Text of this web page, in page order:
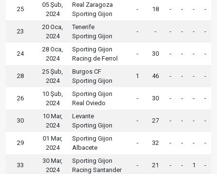
25
05 Şub,
2024
Real Zaragoza
Sporting Gijon
- 18 - - - -
23
20 Oca,
2024
Tenerife
Sporting Gijon
- - - - - -
24
28 Oca,
2024
Sporting Gijon
Racing de Ferrol
- 30 - - - -
28
25 Şub,
2024
Burgos CF
Sporting Gijon
1 46 - - - -
26
10 Şub,
2024
Sporting Gijon
Real Oviedo
- 30 - - - -
30
10 Mar,
2024
Levante
Sporting Gijon
- 27 - - - -
29
01 Mar,
2024
Sporting Gijon
Albacete
- 32 - - - -
33
30 Mar,
2024
Sporting Gijon
Racing Santander
- 21 - - 1 -